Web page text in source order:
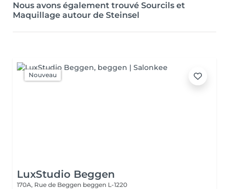
Nous avons également trouvé Sourcils et
Maquillage autour de Steinsel
Nouveau
LuxStudio Beggen
170A, Rue de Beggen beggen L-1220